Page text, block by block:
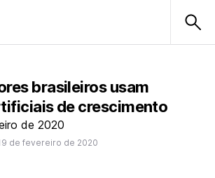
brasileiros usam
de crescimento
de 2020
de fevereiro de 2020